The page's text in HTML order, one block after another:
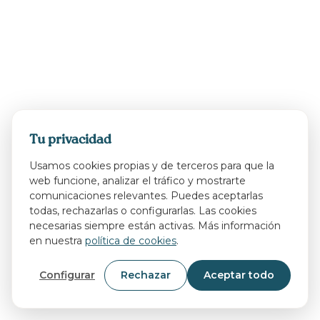
Tu privacidad
Usamos cookies propias y de terceros para que la
web funcione, analizar el tráfico y mostrarte
comunicaciones relevantes. Puedes aceptarlas
todas, rechazarlas o configurarlas. Las cookies
necesarias siempre están activas. Más información
en nuestra política de cookies.
Configurar Rechazar Aceptar todo